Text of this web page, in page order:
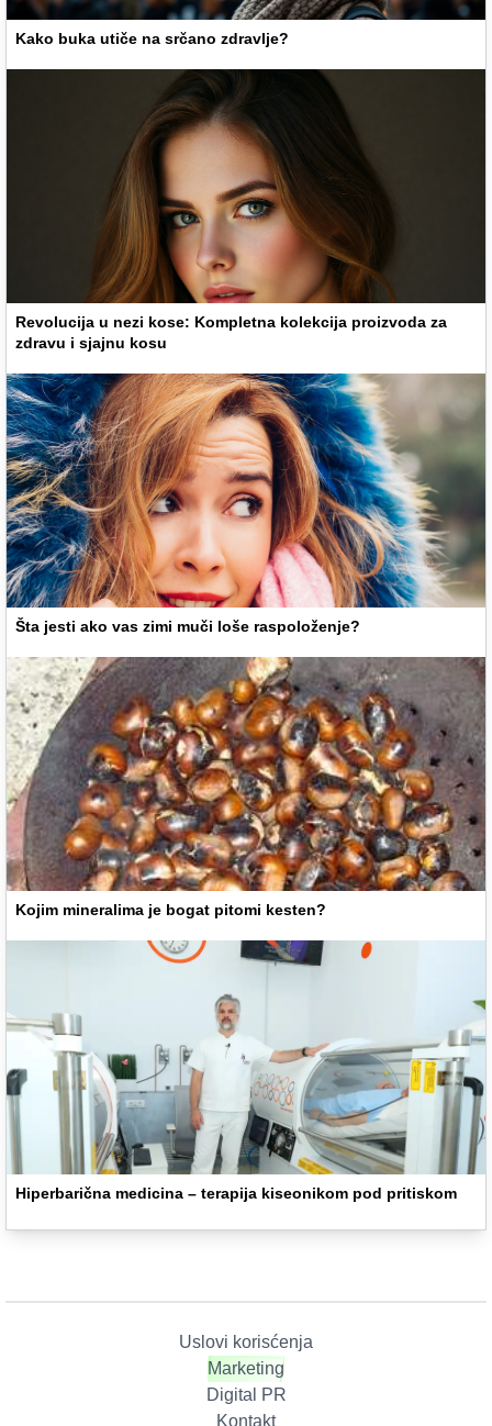
Kako buka utiče na srčano zdravlje?
Revolucija u nezi kose: Kompletna kolekcija proizvoda za
zdravu i sjajnu kosu
Šta jesti ako vas zimi muči loše raspoloženje?
Kojim mineralima je bogat pitomi kesten?
Hiperbarična medicina – terapija kiseonikom pod pritiskom
Uslovi korisćenja
Marketing
Digital PR
Kontakt